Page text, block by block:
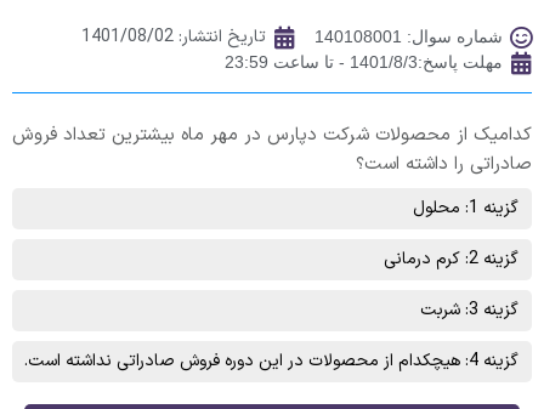
شماره سوال: 140108001 تاریخ انتشار: 1401/08/02
مهلت پاسخ:1401/8/3 - تا ساعت 23:59
کدامیک از محصولات شرکت دپارس در مهر ماه بیشترین تعداد فروش
صادراتی را داشته است؟
گزینه 1: محلول
گزینه 2: کرم درمانی
گزینه 3: شربت
گزینه 4: هیچکدام از محصولات در این دوره فروش صادراتی نداشته است.